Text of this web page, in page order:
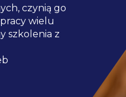
czynią go
wielu
szkolenia z